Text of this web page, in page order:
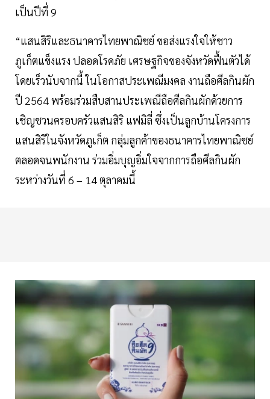
เป็นปีที่ 9
“แสนสิริและธนาคารไทยพาณิชย์ ขอส่งแรงใจให้ชาว
ภูเก็ตแข็งแรง ปลอดโรคภัย เศรษฐกิจของจังหวัดฟื้นตัวได้
โดยเร็วนับจากนี้ ในโอกาสประเพณีมงคล งานถือศีลกินผัก
ปี 2564 พร้อมร่วมสืบสานประเพณีถือศีลกินผักด้วยการ
เชิญชวนครอบครัวแสนสิริ แฟมิลี่ ซึ่งเป็นลูกบ้านโครงการ
แสนสิริในจังหวัดภูเก็ต กลุ่มลูกค้าของธนาคารไทยพาณิชย์
ตลอดจนพนักงาน ร่วมอิ่มบุญอิ่มใจจากการถือศีลกินผัก
ระหว่างวันที่ 6 – 14 ตุลาคมนี้